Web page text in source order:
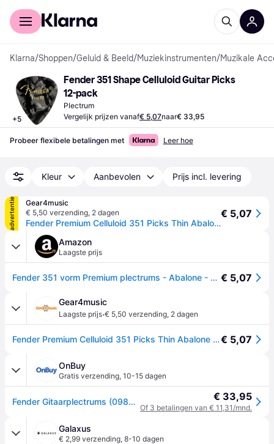
Voor shoppers
Klarna/Shoppen/Geluid & Beeld/Muziekinstrumenten/Muzikale
+5
Fender 351 Shape Celluloid Guitar Picks
12-pack
Plectrum
Vergelijk prijzen vanaf€ 5,07naar€ 33,95
Probeer flexibele betalingen met Leer hoe
Kleur Aanbevolen Prijs incl. levering
advertentie
Gear4music
€ 5,50 verzending, 2 dagen
Fender Premium Celluloid 351 Picks Thin Abalone 12 Pack
€ 5,07
Amazon
Laagste prijs
Fender 351 vorm Premium plectrums - Abalone - Dun - Set van 12 tellen € 5,07
Gear4music
Laagste prijs·€ 5,50 verzending, 2 dagen
Fender Premium Celluloid 351 Picks Thin Abalone 12 Pack€ 5,07
OnBuy
Gratis verzending, 10-15 dagen
Fender Gitaarplectrums (0980351705) € 33,95
Of 3 betalingen van € 11,31/mnd.
Galaxus
€ 2,99 verzending, 8-10 dagen